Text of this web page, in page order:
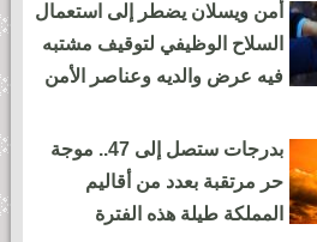
أمن ويسلان يضطر إلى استعمال
السلاح الوظيفي لتوقيف مشتبه
فيه عرض والديه وعناصر الأمن
بدرجات ستصل إلى 47.. موجة
حر مرتقبة بعدد من أقاليم
المملكة طيلة هذه الفترة